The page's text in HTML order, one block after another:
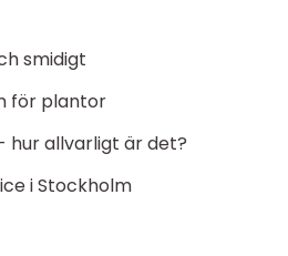
smidigt
för plantor
hur allvarligt är det?
i Stockholm